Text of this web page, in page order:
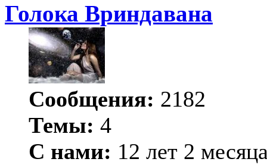
Голока Вриндавана
Сообщения: 2182
Темы: 4
С нами: 12 лет 2